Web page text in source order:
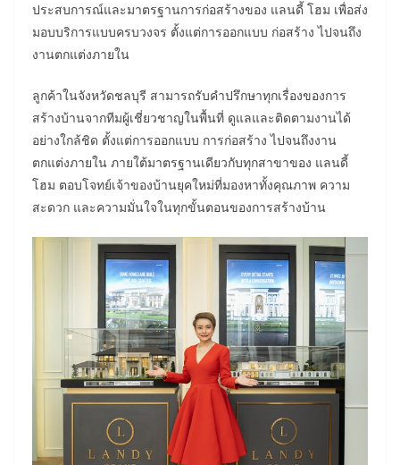
ประสบการณ์และมาตรฐานการก่อสร้างของ แลนดี้ โฮม เพื่อส่ง
มอบบริการแบบครบวงจร ตั้งแต่การออกแบบ ก่อสร้าง ไปจนถึง
งานตกแต่งภายใน
ลูกค้าในจังหวัดชลบุรี สามารถรับคำปรึกษาทุกเรื่องของการ
สร้างบ้านจากทีมผู้เชี่ยวชาญในพื้นที่ ดูแลและติดตามงานได้
อย่างใกล้ชิด ตั้งแต่การออกแบบ การก่อสร้าง ไปจนถึงงาน
ตกแต่งภายใน ภายใต้มาตรฐานเดียวกับทุกสาขาของ แลนดี้
โฮม ตอบโจทย์เจ้าของบ้านยุคใหม่ที่มองหาทั้งคุณภาพ ความ
สะดวก และความมั่นใจในทุกขั้นตอนของการสร้างบ้าน